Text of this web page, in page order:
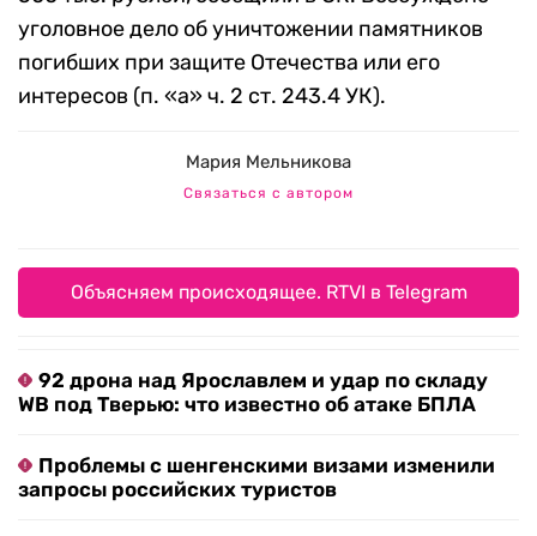
уголовное дело об уничтожении памятников
погибших при защите Отечества или его
интересов (п. «а» ч. 2 ст. 243.4 УК).
Мария Мельникова
Связаться с автором
Объясняем происходящее. RTVI в Telegram
92 дрона над Ярославлем и удар по складу
WB под Тверью: что известно об атаке БПЛА
Проблемы с шенгенскими визами изменили
запросы российских туристов